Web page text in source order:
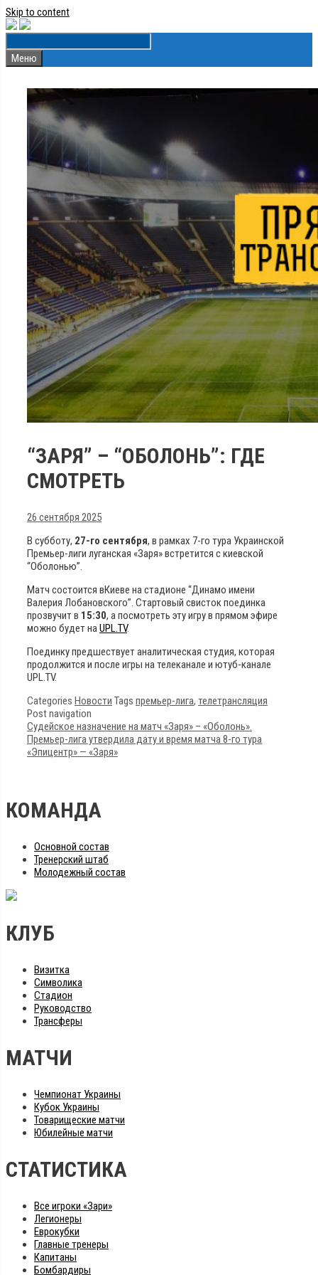
Skip to content
Меню
“ЗАРЯ” – “ОБОЛОНЬ”: ГДЕ
СМОТРЕТЬ
26 сентября 2025
В субботу, 27-го сентября, в рамках 7-го тура Украинской
Премьер-лиги луганская «Заря» встретится с киевской
“Оболонью”.
Матч состоится вКиеве на стадионе “Динамо имени
Валерия Лобановского”. Стартовый свисток поединка
прозвучит в 15:30, а посмотреть эту игру в прямом эфире
можно будет наUPL.TV.
Поединку предшествует аналитическая студия, которая
продолжится и после игры на телеканале и ютуб-канале
UPL.TV.
Categories Новости Tags премьер-лига, телетрансляция
Post navigation
Судейское назначение на матч «Заря» – «Оболонь».
Премьер-лига утвердила дату и время матча 8-го тура
«Эпицентр» — «Заря»
КОМАНДА
Основной состав
Тренерский штаб
Молодежный состав
КЛУБ
Визитка
Символика
Стадион
Руководство
Трансферы
МАТЧИ
Чемпионат Украины
Кубок Украины
Товарищеские матчи
Юбилейные матчи
СТАТИСТИКА
Все игроки «Зари»
Легионеры
Еврокубки
Главные тренеры
Капитаны
Бомбардиры